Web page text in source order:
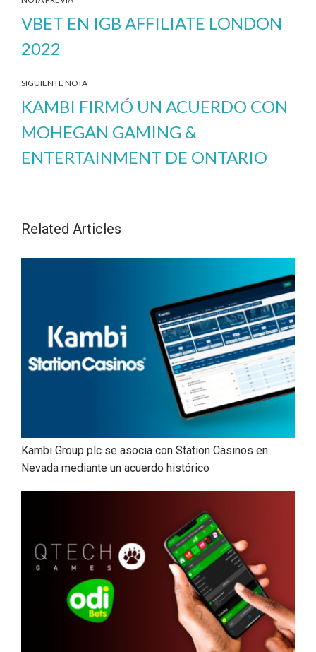
VBET EN IGB AFFILIATE LONDON
2022
SIGUIENTE NOTA
KAMBI FIRMÓ UN ACUERDO CON
MOHEGAN GAMING &
ENTERTAINMENT DE ONTARIO
Related Articles
Kambi Group plc se asocia con Station Casinos en
Nevada mediante un acuerdo histórico